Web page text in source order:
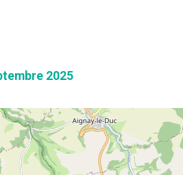
2025